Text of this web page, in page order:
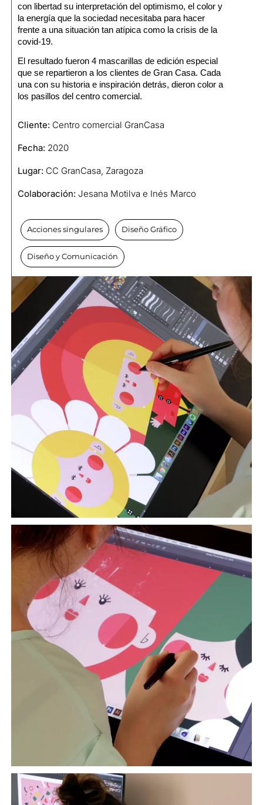
con libertad su interpretación del optimismo, el color y
la energía que la sociedad necesitaba para hacer
frente a una situación tan atípica como la crisis de la
covid-19.
El resultado fueron 4 mascarillas de edición especial
que se repartieron a los clientes de Gran Casa. Cada
una con su historia e inspiración detrás, dieron color a
los pasillos del centro comercial.
Cliente: Centro comercial GranCasa
Fecha: 2020
Lugar: CC GranCasa, Zaragoza
Colaboración: Jesana Motilva e Inés Marco
Acciones singulares Diseño Gráfico
Diseño y Comunicación